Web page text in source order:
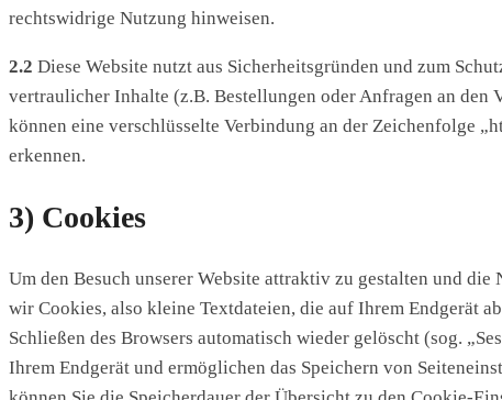
rechtswidrige Nutzung hinweisen.
2.2 Diese Website nutzt aus Sicherheitsgründen und zum
vertraulicher Inhalte (z.B. Bestellungen oder Anfragen an den
können eine verschlüsselte Verbindung an der Zeichenfolge
erkennen.
3) Cookies
Um den Besuch unserer Website attraktiv zu gestalten und
wir Cookies, also kleine Textdateien, die auf Ihrem Endgerät
Schließen des Browsers automatisch wieder gelöscht (sog.
Ihrem Endgerät und ermöglichen das Speichern von